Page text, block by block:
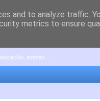
empleo, ...
and to analyze traffic.
metrics to ensure